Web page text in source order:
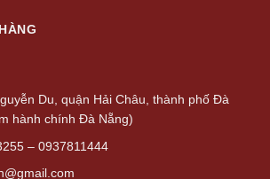
Du, quận Hải Châu, thành phố Đà
hành chính Đà Nẵng)
– 0937811444